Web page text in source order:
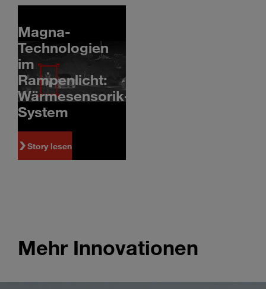
Magna-
Technologien
im
Rampenlicht:
Wärmesensorik-
System
Story lesen
Mehr Innovationen